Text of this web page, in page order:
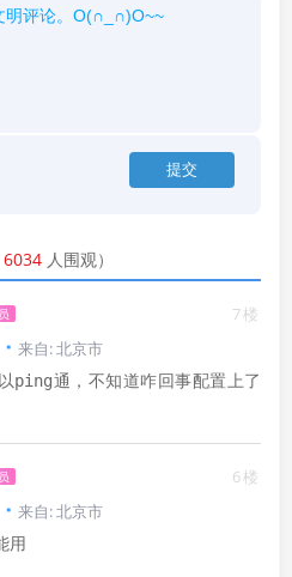
6034 人围观）
7楼
来自: 北京市
ping通，不知道咋回事配置上了
6楼
来自: 北京市
用